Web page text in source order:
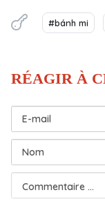
#bánh mi